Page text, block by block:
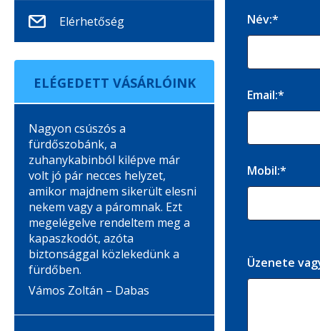
Elérhetőség
ELÉGEDETT VÁSÁRLÓINK
Nagyon csúszós a
fürdőszobánk, a
zuhanykabinból kilépve már
volt jó pár necces helyzet,
amikor majdnem sikerült elesni
nekem vagy a páromnak. Ezt
megelégelve rendeltem meg a
kapaszkodót, azóta
biztonsággal közlekedünk a
fürdőben.
Vámos Zoltán – Dabas
Név:*
Email:*
Mobil:*
Üzenete